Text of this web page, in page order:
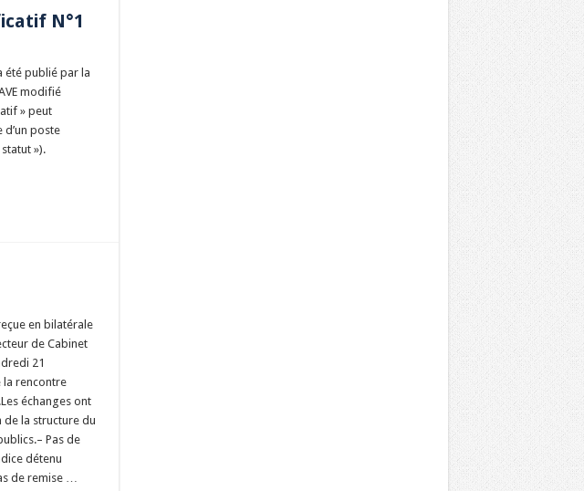
N°1
été publié par la
modifié
» peut
poste
»).
en bilatérale
de Cabinet
21
la rencontre
échanges ont
la structure du
Pas de
détenu
de remise …